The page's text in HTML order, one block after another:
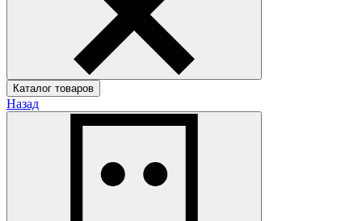
Каталог товаров
Назад